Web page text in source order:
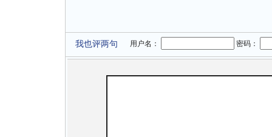
我也评两句 用户名： 密码：